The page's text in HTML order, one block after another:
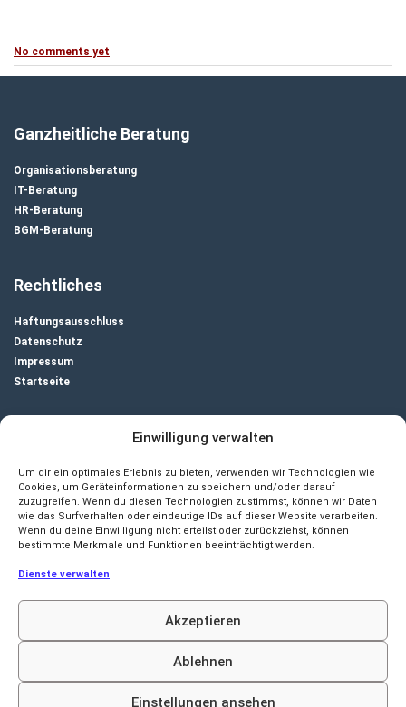
Einwilligung verwalten
Um dir ein optimales Erlebnis zu bieten, verwenden wir Technologien wie
Cookies, um Geräteinformationen zu speichern und/oder darauf
zuzugreifen. Wenn du diesen Technologien zustimmst, können wir Daten
wie das Surfverhalten oder eindeutige IDs auf dieser Website verarbeiten.
Wenn du deine Einwilligung nicht erteilst oder zurückziehst, können
bestimmte Merkmale und Funktionen beeinträchtigt werden.
Dienste verwalten
Akzeptieren
Ablehnen
Einstellungen ansehen
No comments yet
Ganzheitliche Beratung
Organisationsberatung
IT-Beratung
HR-Beratung
BGM-Beratung
Rechtliches
Haftungsausschluss
Datenschutz
Impressum
Startseite
Unternehmensberatung
Kontakt
Postfach 6504
Tel. +49 – 9321 – 3880100